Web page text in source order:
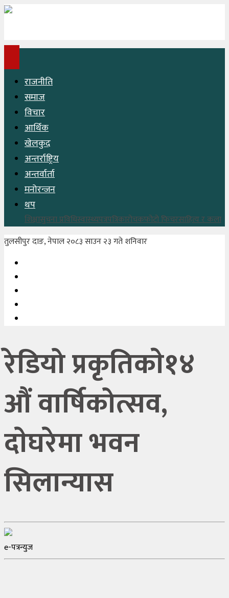
राजनीति
समाज
विचार
आर्थिक
खेलकुद
अन्तर्राष्ट्रिय
अन्तर्वार्ता
मनोरन्जन
थप
शिक्षासुचना प्रविधिस्वास्थ्यपत्रपत्रिकारोचकफोटो फिचरसाहित्य र कला
तुलसीपुर दाङ, नेपाल२०८३ साउन २३ गते शनिवार
रेडियो प्रकृतिकाे१४
औं वार्षिकोत्सव,
दाेघरेमा भवन
सिलान्यास
e-पत्रन्युज